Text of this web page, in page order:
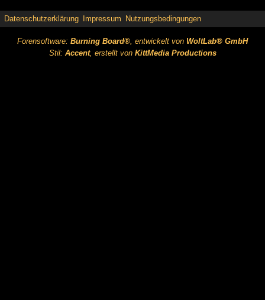
Datenschutzerklärung Impressum Nutzungsbedingungen
Forensoftware: Burning Board®, entwickelt von WoltLab® GmbH
Stil: Accent, erstellt von KittMedia Productions